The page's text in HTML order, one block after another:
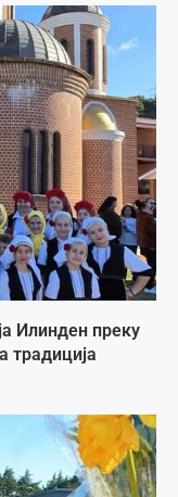
Илинден преку
традиција